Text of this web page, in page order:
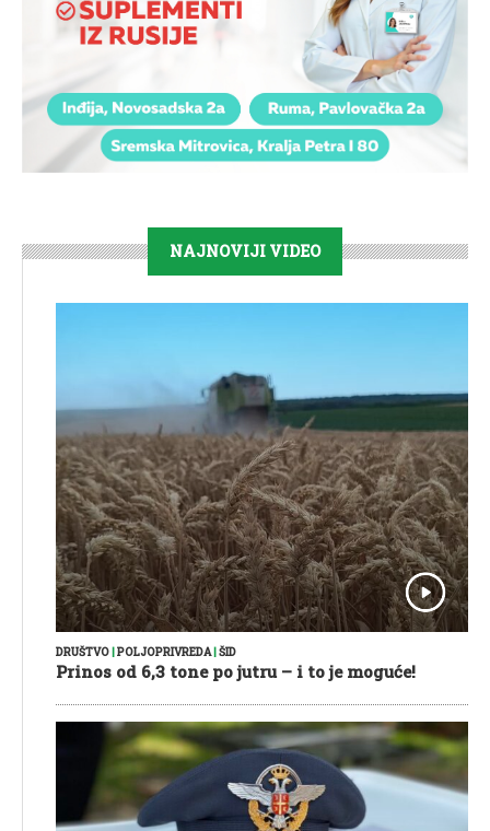
NAJNOVIJI VIDEO
DRUŠTVO POLJOPRIVREDA| ŠID
Prinos od 6,3 tone po jutru – i to je moguće!